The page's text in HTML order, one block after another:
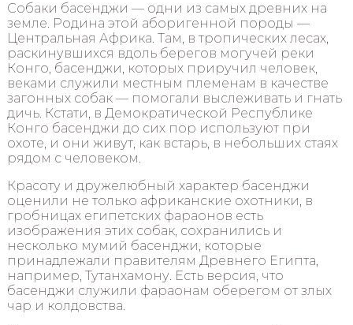
Собаки басенджи — одни из самых древних на
земле. Родина этой аборигенной породы —
Центральная Африка. Там, в тропических лесах,
раскинувшихся вдоль берегов могучей реки
Конго, басенджи, которых приручил человек,
веками служили местным племенам в качестве
загонных собак — помогали выслеживать и гнать
дичь. Кстати, в Демократической Республике
Конго басенджи до сих пор используют при
охоте, и они живут, как встарь, в небольших стаях
рядом с человеком.
Красоту и дружелюбный характер басенджи
оценили не только африканские охотники, в
гробницах египетских фараонов есть
изображения этих собак, сохранились и
несколько мумий басенджи, которые
принадлежали правителям Древнего Египта,
например, Тутанхамону. Есть версия, что
басенджи служили фараонам оберегом от злых
чар и колдовства.